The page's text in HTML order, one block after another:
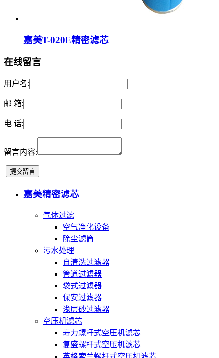
嘉美T-020E精密滤芯
在线留言
用户名:
邮 箱:
电 话:
留言内容:
嘉美精密滤芯
气体过滤
空气净化设备
除尘滤筒
污水处理
自清洗过滤器
管道过滤器
袋式过滤器
保安过滤器
浅层砂过滤器
空压机滤芯
寿力螺杆式空压机滤芯
复盛螺杆式空压机滤芯